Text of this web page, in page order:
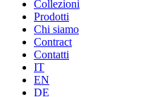
Collezioni
Prodotti
Chi siamo
Contract
Contatti
IT
EN
DE